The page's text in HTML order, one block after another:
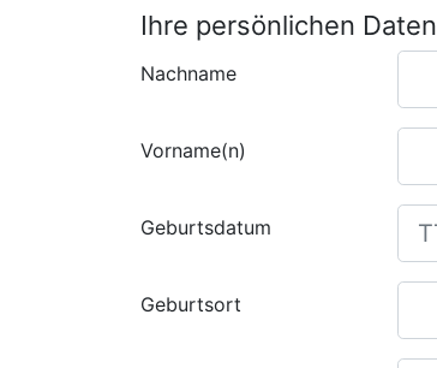
Ihre persönlichen Daten
Nachname
Vorname(n)
Geburtsdatum
Geburtsort